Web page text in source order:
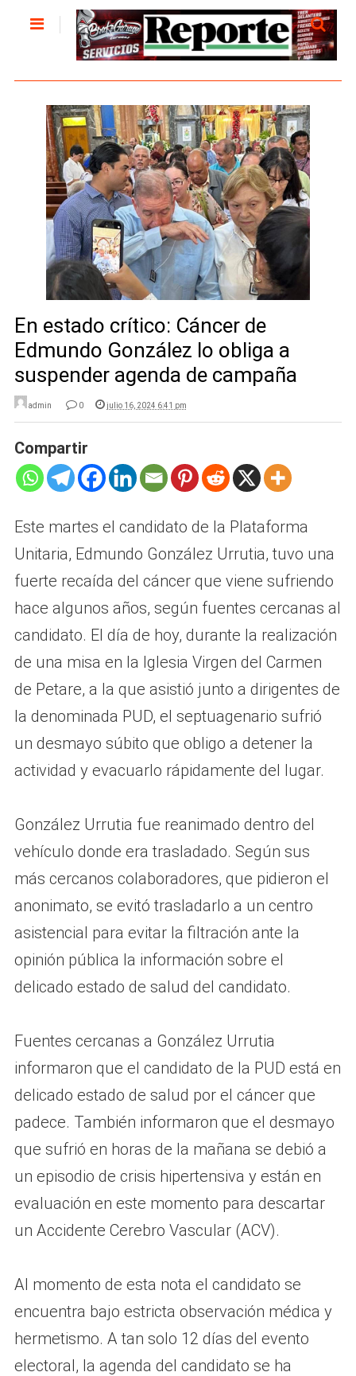
En estado crítico: Cáncer de
Edmundo González lo obliga a
suspender agenda de campaña
admin 0 julio 16, 2024 6:41 pm
Compartir
Este martes el candidato de la Plataforma
Unitaria, Edmundo González Urrutia, tuvo una
fuerte recaída del cáncer que viene sufriendo
hace algunos años, según fuentes cercanas al
candidato. El día de hoy, durante la realización
de una misa en la Iglesia Virgen del Carmen
de Petare, a la que asistió junto a dirigentes de
la denominada PUD, el septuagenario sufrió
un desmayo súbito que obligo a detener la
actividad y evacuarlo rápidamente del lugar.
González Urrutia fue reanimado dentro del
vehículo donde era trasladado. Según sus
más cercanos colaboradores, que pidieron el
anonimato, se evitó trasladarlo a un centro
asistencial para evitar la filtración ante la
opinión pública la información sobre el
delicado estado de salud del candidato.
Fuentes cercanas a González Urrutia
informaron que el candidato de la PUD está en
delicado estado de salud por el cáncer que
padece. También informaron que el desmayo
que sufrió en horas de la mañana se debió a
un episodio de crisis hipertensiva y están en
evaluación en este momento para descartar
un Accidente Cerebro Vascular (ACV).
Al momento de esta nota el candidato se
encuentra bajo estricta observación médica y
hermetismo. A tan solo 12 días del evento
electoral, la agenda del candidato se ha